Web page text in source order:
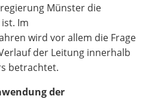
Münster die
Im
wird vor allem die Frage
der Leitung innerhalb
betrachtet.
der